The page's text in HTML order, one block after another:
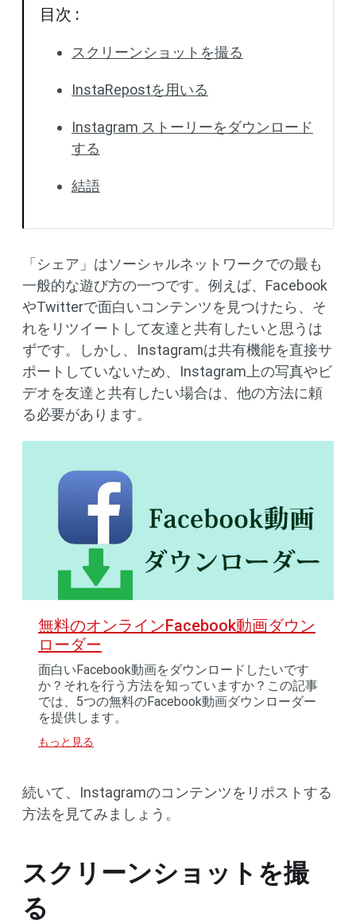
目次 :
スクリーンショットを撮る
InstaRepostを用いる
Instagram ストーリーをダウンロード
する
結語
「シェア」はソーシャルネットワークでの最も
一般的な遊び方の一つです。例えば、Facebook
やTwitterで面白いコンテンツを見つけたら、そ
れをリツイートして友達と共有したいと思うは
ずです。しかし、Instagramは共有機能を直接サ
ポートしていないため、Instagram上の写真やビ
デオを友達と共有したい場合は、他の方法に頼
る必要があります。
無料のオンラインFacebook動画ダウン
ローダー
面白いFacebook動画をダウンロードしたいです
か？それを行う方法を知っていますか？この記事
では、5つの無料のFacebook動画ダウンローダー
を提供します。
もっと見る
続いて、Instagramのコンテンツをリポストする
方法を見てみましょう。
スクリーンショットを撮
る